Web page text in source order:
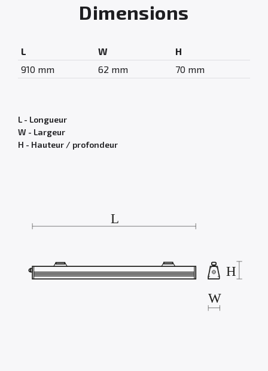
Dimensions
L W
H
910 mm
62 mm 70 mm
L - Longueur
W - Largeur
H - Hauteur / profondeur